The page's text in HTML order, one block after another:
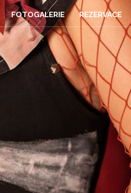
FOTOGALERIE REZERVACE